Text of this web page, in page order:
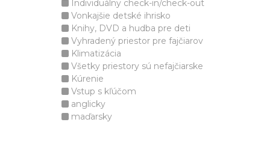
Individuálny check-in/check-out
Vonkajšie detské ihrisko
Knihy, DVD a hudba pre deti
Vyhradený priestor pre fajčiarov
Klimatizácia
Všetky priestory sú nefajčiarske
Kúrenie
Vstup s kľúčom
anglicky
maďarsky